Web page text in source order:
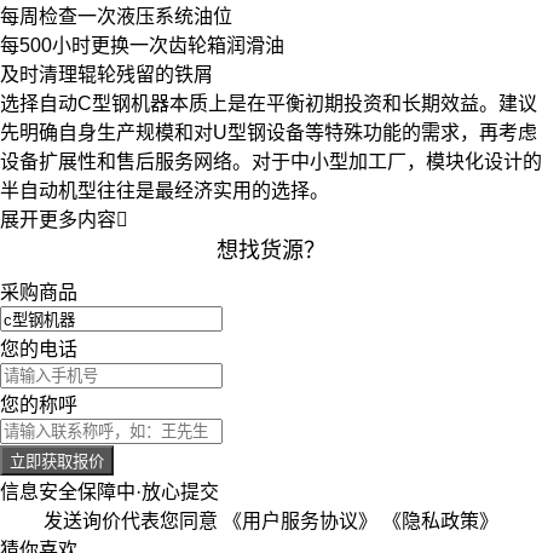
每周检查一次液压系统油位
每500小时更换一次齿轮箱润滑油
及时清理辊轮残留的铁屑
选择自动C型钢机器本质上是在平衡初期投资和长期效益。建议
先明确自身生产规模和对U型钢设备等特殊功能的需求，再考虑
设备扩展性和售后服务网络。对于中小型加工厂，模块化设计的
半自动机型往往是最经济实用的选择。
展开更多内容
想找货源？
采购商品
您的电话
您的称呼
立即获取报价
信息安全保障中·放心提交
发送询价代表您同意 《用户服务协议》
《隐私政策》